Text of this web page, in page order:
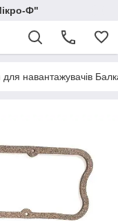
Ф"
навантажувачів